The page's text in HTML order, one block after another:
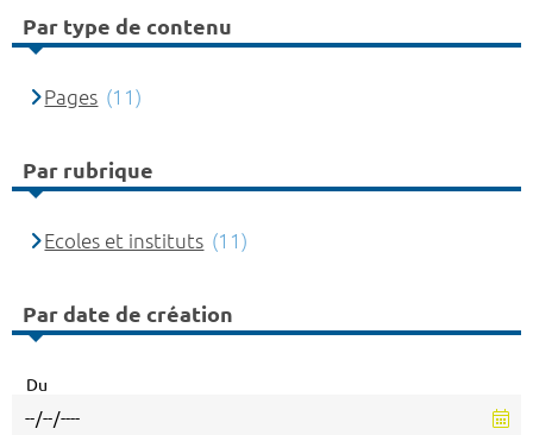
Par type de contenu
Pages (11)
Par rubrique
Ecoles et instituts (11)
Par date de création
Du